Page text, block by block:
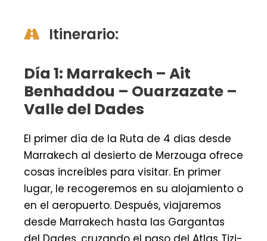
Itinerario:
Día 1: Marrakech – Ait
Benhaddou – Ouarzazate –
Valle del Dades
El primer día de la Ruta de 4 dias desde
Marrakech al desierto de Merzouga ofrece
cosas increíbles para visitar. En primer
lugar, le recogeremos en su alojamiento o
en el aeropuerto. Después, viajaremos
desde Marrakech hasta las Gargantas